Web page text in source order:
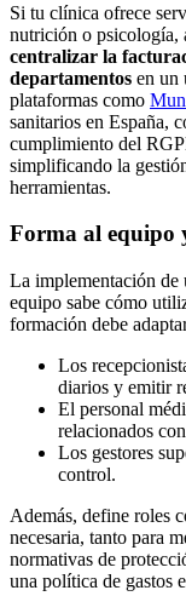
Si tu clínica ofrece
nutrición o psicología,
centralizar la
departamentos en un
plataformas como
sanitarios en España,
cumplimiento del
simplificando la
herramientas.
Forma al equipo
La implementación de
equipo sabe cómo
formación debe
Los
diarios y emitir
El personal
relacionados
Los gestores
control.
Además, define roles
necesaria, tanto para
normativas de
una política de gastos